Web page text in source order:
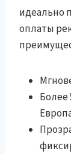
идеально
оплаты